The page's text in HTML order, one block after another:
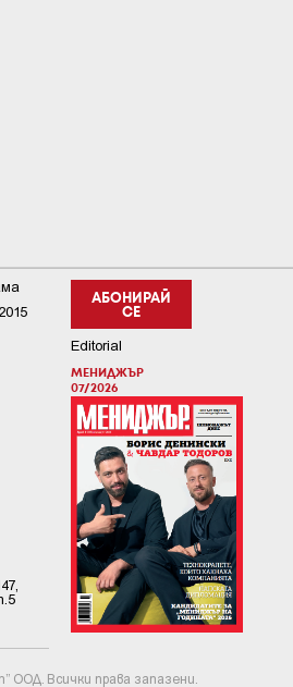
АБОНИРАЙ
СЕ
Editorial
МЕНИДЖЪР
07/2026
ООД. Всички права запазени.